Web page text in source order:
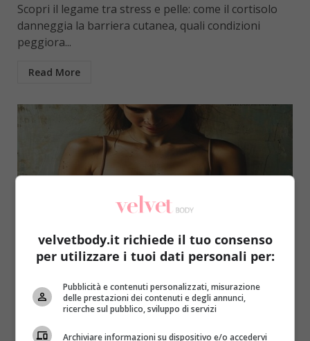
Scopri il legame tra stress e pelle: come il cortisolo
danneggia la barriera cutanea, quali condizioni
peggiora...
Read More
Benessere
Accettazione del corpo: oltre i filtri e le
aspettative irrealistiche
velvetbody.it richiede il tuo consenso
per utilizzare i tuoi dati personali per:
Pubblicità e contenuti personalizzati, misurazione
delle prestazioni dei contenuti e degli annunci,
ricerche sul pubblico, sviluppo di servizi
Archiviare informazioni su dispositivo e/o accedervi